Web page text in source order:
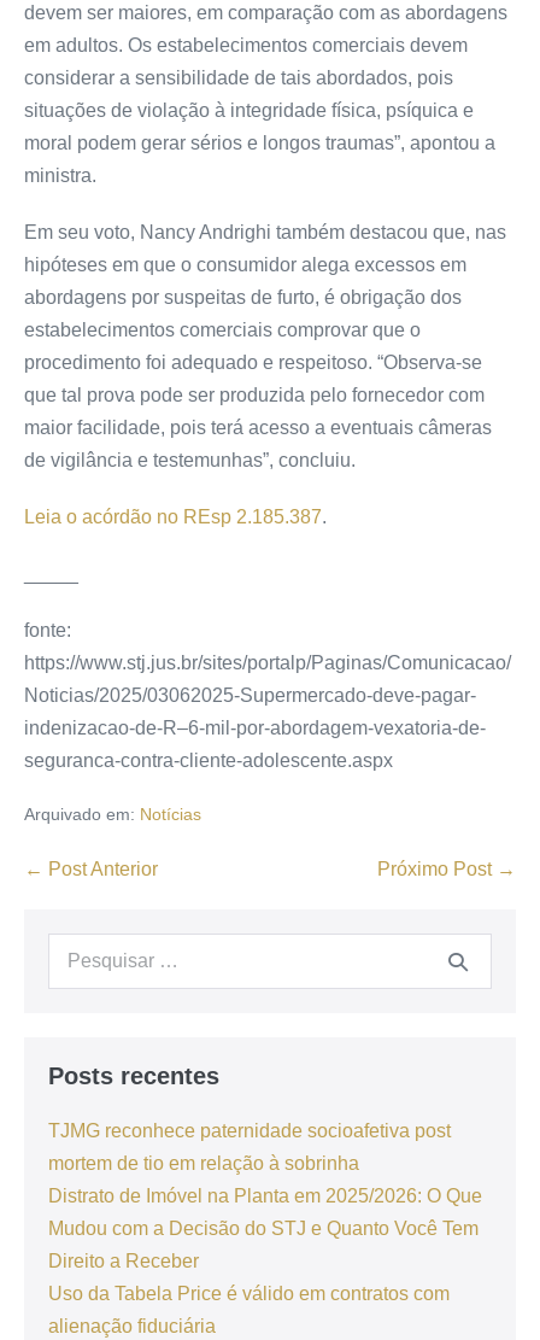
devem ser maiores, em comparação com as abordagens
em adultos. Os estabelecimentos comerciais devem
considerar a sensibilidade de tais abordados, pois
situações de violação à integridade física, psíquica e
moral podem gerar sérios e longos traumas”, apontou a
ministra.
Em seu voto, Nancy Andrighi também destacou que, nas
hipóteses em que o consumidor alega excessos em
abordagens por suspeitas de furto, é obrigação dos
estabelecimentos comerciais comprovar que o
procedimento foi adequado e respeitoso. “Observa-se
que tal prova pode ser produzida pelo fornecedor com
maior facilidade, pois terá acesso a eventuais câmeras
de vigilância e testemunhas”, concluiu.
Leia o acórdão no REsp 2.185.387.
fonte:
https://www.stj.jus.br/sites/portalp/Paginas/Comunicacao/
Noticias/2025/03062025-Supermercado-deve-pagar-
indenizacao-de-R–6-mil-por-abordagem-vexatoria-de-
seguranca-contra-cliente-adolescente.aspx
Arquivado em: Notícias
← Post Anterior Próximo Post →
Posts recentes
TJMG reconhece paternidade socioafetiva post
mortem de tio em relação à sobrinha
Distrato de Imóvel na Planta em 2025/2026: O Que
Mudou com a Decisão do STJ e Quanto Você Tem
Direito a Receber
Uso da Tabela Price é válido em contratos com
alienação fiduciária